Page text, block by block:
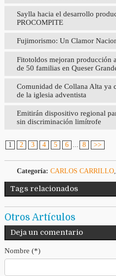
Saylla hacia el desarrollo
PROCOMPITE
Fujimorismo: Un Clamor
Fitotoldos mejoran producción
de 50 familias en Queser
Comunidad de Collana Alta ya
de la iglesia adventista
Emitirán dispositivo regional
sin discriminación limítrofe
1 2 3 4 5 6 ... 8 >>
Categoría: CARLOS CARRILLO,
Tags relacionados
Otros Artículos
Deja un comentario
Nombre (*)